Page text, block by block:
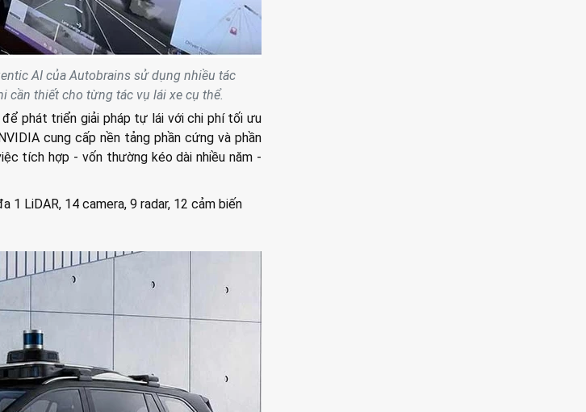
AI của Autobrains sử dụng nhiều tác
cần thiết cho từng tác vụ lái xe cụ thể.
phát triển giải pháp tự lái với chi phí tối ưu
cung cấp nền tảng phần cứng và phần
tích hợp - vốn thường kéo dài nhiều năm -
1 LiDAR, 14 camera, 9 radar, 12 cảm biến